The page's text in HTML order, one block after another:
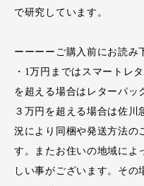
で研究しています。
ーーーーご購入前にお読み
・1万円まではスマートレ
を超える場合はレターパッ
３万円を超える場合は佐
況により同梱や発送方法の
す。またお住いの地域によ
しい事がございます。その